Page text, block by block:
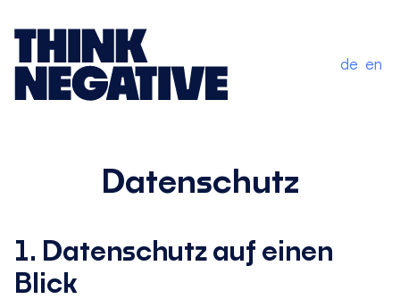
de en
Datenschutz
1. Datenschutz auf einen
Blick